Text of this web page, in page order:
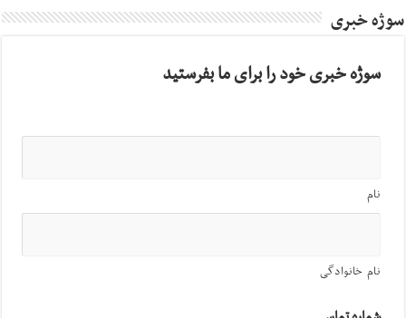
سوژه خبری
سوژه خبری خود را برای ما بفرستید
نام
نام خانوادگی